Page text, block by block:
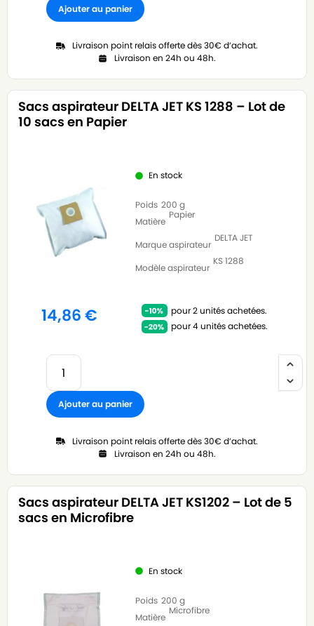
Ajouter au panier
Livraison point relais offerte dès 30€ d’achat.
Livraison en 24h ou 48h.
Sacs aspirateur DELTA JET KS 1288 – Lot de
10 sacs en Papier
En stock
Poids 200 g
Matière
Papier
Marque aspirateur
DELTA JET
Modèle aspirateur
KS 1288
14,86€
pour 2 unités achetées.
pour 4 unités achetées.
Ajouter au panier
Livraison point relais offerte dès 30€ d’achat.
Livraison en 24h ou 48h.
Sacs aspirateur DELTA JET KS1202 – Lot de 5
sacs en Microfibre
En stock
Poids 200 g
Matière
Microfibre